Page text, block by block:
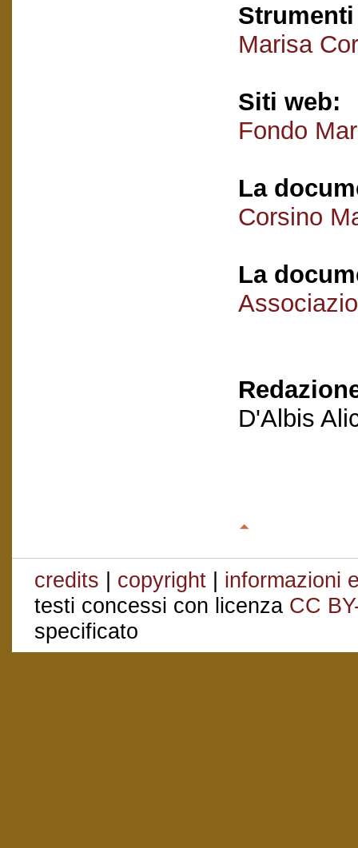
Marisa
Siti web:
Fondo
La
Corsino
La
D'Albis
credits | copyright | informazioni
testi concessi con licenza CC
specificato